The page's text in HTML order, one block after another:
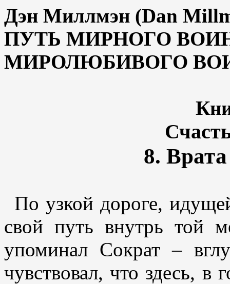
Дэн Миллмэн (Dan
ПУТЬ МИРНОГО
МИРОЛЮБИВОГО
8.
По узкой дороге,
свой путь внутрь той
упоминал Сократ –
чувствовал, что здесь,